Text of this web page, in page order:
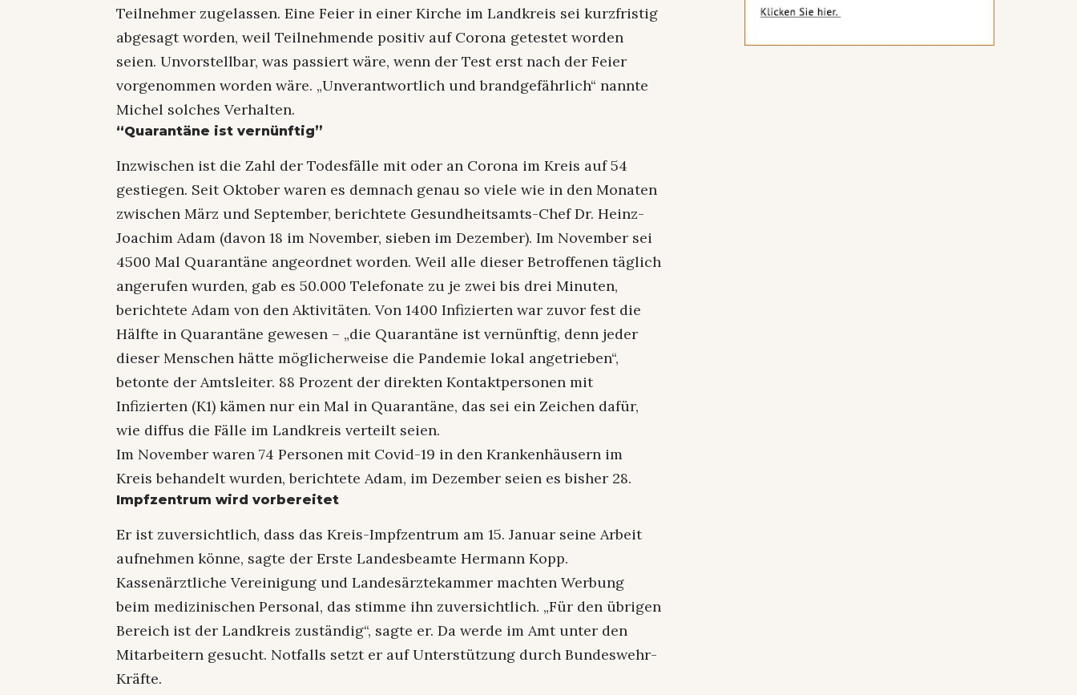
Teilnehmer zugelassen. Eine Feier in einer Kirche im Landkreis sei kurzfristig
abgesagt worden, weil Teilnehmende positiv auf Corona getestet worden
seien. Unvorstellbar, was passiert wäre, wenn der Test erst nach der Feier
vorgenommen worden wäre. „Unverantwortlich und brandgefährlich“ nannte
Michel solches Verhalten.
“Quarantäne ist vernünftig”
Inzwischen ist die Zahl der Todesfälle mit oder an Corona im Kreis auf 54
gestiegen. Seit Oktober waren es demnach genau so viele wie in den Monaten
zwischen März und September, berichtete Gesundheitsamts-Chef Dr. Heinz-
Joachim Adam (davon 18 im November, sieben im Dezember). Im November sei
4500 Mal Quarantäne angeordnet worden. Weil alle dieser Betroffenen täglich
angerufen wurden, gab es 50.000 Telefonate zu je zwei bis drei Minuten,
berichtete Adam von den Aktivitäten. Von 1400 Infizierten war zuvor fest die
Hälfte in Quarantäne gewesen – „die Quarantäne ist vernünftig, denn jeder
dieser Menschen hätte möglicherweise die Pandemie lokal angetrieben“,
betonte der Amtsleiter. 88 Prozent der direkten Kontaktpersonen mit
Infizierten (K1) kämen nur ein Mal in Quarantäne, das sei ein Zeichen dafür,
wie diffus die Fälle im Landkreis verteilt seien.
Im November waren 74 Personen mit Covid-19 in den Krankenhäusern im
Kreis behandelt wurden, berichtete Adam, im Dezember seien es bisher 28.
Impfzentrum wird vorbereitet
Er ist zuversichtlich, dass das Kreis-Impfzentrum am 15. Januar seine Arbeit
aufnehmen könne, sagte der Erste Landesbeamte Hermann Kopp.
Kassenärztliche Vereinigung und Landesärztekammer machten Werbung
beim medizinischen Personal, das stimme ihn zuversichtlich. „Für den übrigen
Bereich ist der Landkreis zuständig“, sagte er. Da werde im Amt unter den
Mitarbeitern gesucht. Notfalls setzt er auf Unterstützung durch Bundeswehr-
Kräfte.